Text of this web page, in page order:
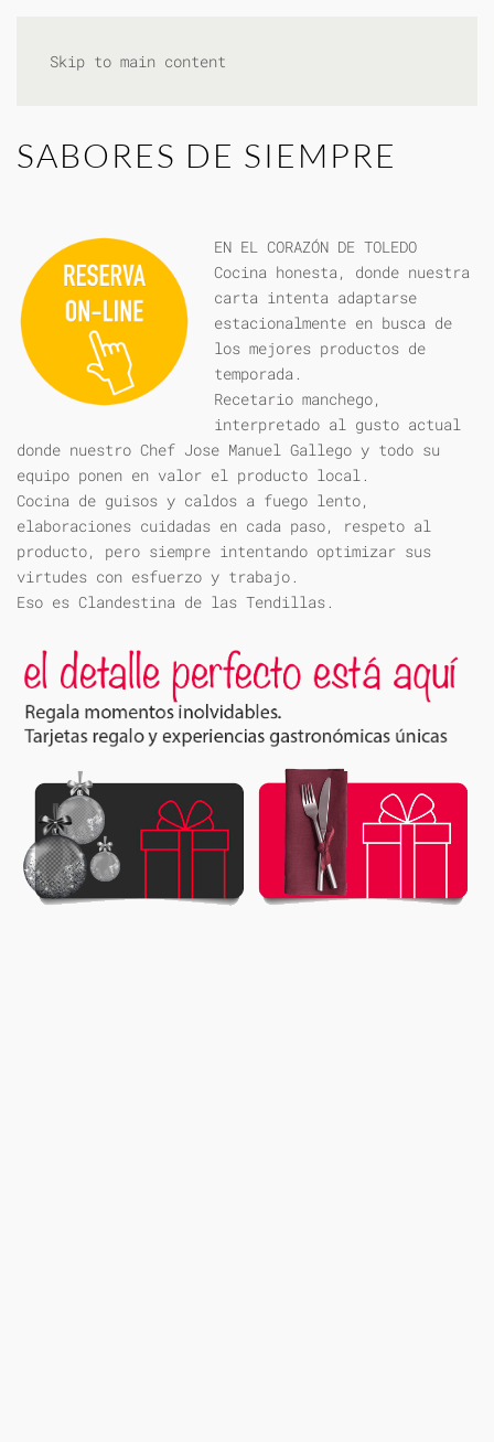
Skip to main content
SABORES DE SIEMPRE
EN EL CORAZÓN DE TOLEDO
Cocina honesta, donde nuestra
carta intenta adaptarse
estacionalmente en busca de
los mejores productos de
temporada.
Recetario manchego,
interpretado al gusto actual
donde nuestro Chef Jose Manuel Gallego y todo su
equipo ponen en valor el producto local.
Cocina de guisos y caldos a fuego lento,
elaboraciones cuidadas en cada paso, respeto al
producto, pero siempre intentando optimizar sus
virtudes con esfuerzo y trabajo.
Eso es Clandestina de las Tendillas.